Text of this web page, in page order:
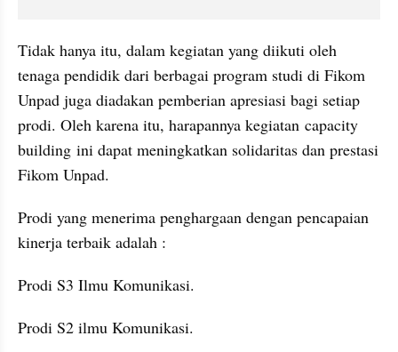
Tidak hanya itu, dalam kegiatan yang diikuti oleh
tenaga pendidik dari berbagai program studi di Fikom
Unpad juga diadakan pemberian apresiasi bagi setiap
prodi. Oleh karena itu, harapannya kegiatan capacity
building ini dapat meningkatkan solidaritas dan prestasi
Fikom Unpad.
Prodi yang menerima penghargaan dengan pencapaian
kinerja terbaik adalah :
Prodi S3 Ilmu Komunikasi.
Prodi S2 ilmu Komunikasi.